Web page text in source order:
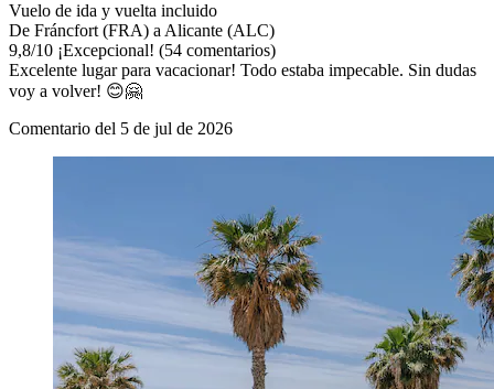
Vuelo de ida y vuelta incluido
De Fráncfort (FRA) a Alicante (ALC)
9,8/10 ¡Excepcional! (54 comentarios)
Excelente lugar para vacacionar! Todo estaba impecable. Sin dudas
voy a volver! 😊🤗
Comentario del 5 de jul de 2026